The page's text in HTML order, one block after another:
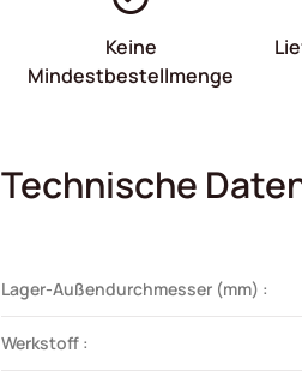
Keine
Mindestbestellmenge
Technische
Lager-Außendurchmesser (mm) :
Werkstoff :